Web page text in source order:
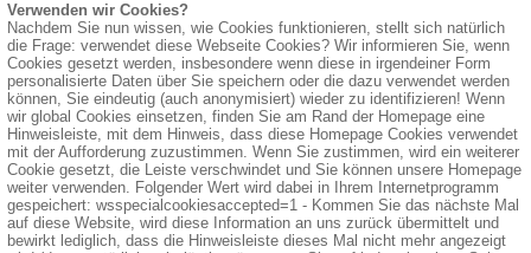
Verwenden wir Cookies?
Nachdem Sie nun wissen, wie Cookies funktionieren, stellt sich natürlich
die Frage: verwendet diese Webseite Cookies? Wir informieren Sie, wenn
Cookies gesetzt werden, insbesondere wenn diese in irgendeiner Form
personalisierte Daten über Sie speichern oder die dazu verwendet werden
können, Sie eindeutig (auch anonymisiert) wieder zu identifizieren! Wenn
wir global Cookies einsetzen, finden Sie am Rand der Homepage eine
Hinweisleiste, mit dem Hinweis, dass diese Homepage Cookies verwendet
mit der Aufforderung zuzustimmen. Wenn Sie zustimmen, wird ein weiterer
Cookie gesetzt, die Leiste verschwindet und Sie können unsere Homepage
weiter verwenden. Folgender Wert wird dabei in Ihrem Internetprogramm
gespeichert: wsspecialcookiesaccepted=1 - Kommen Sie das nächste Mal
auf diese Website, wird diese Information an uns zurück übermittelt und
bewirkt lediglich, dass die Hinweisleiste dieses Mal nicht mehr angezeigt